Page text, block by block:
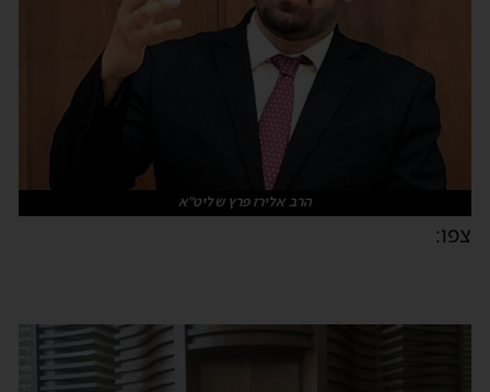
הרב אלירז פרץ שליט"א
צפו: